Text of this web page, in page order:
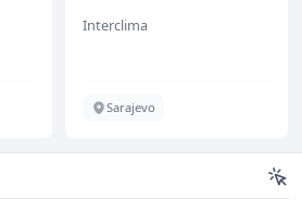
Interclima
Sarajevo